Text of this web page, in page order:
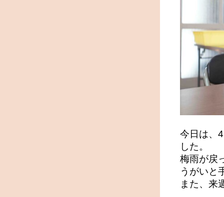
今日は、
した。
梅雨が戻
うがいと
また、来